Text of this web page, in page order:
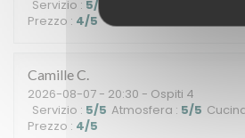
Servizio : 5/5
Prezzo : 4/5
CamilleC
2026-08-07 - 20:30 - Ospiti 4
Servizio : 5/5 Atmosfera : 5/5
Prezzo : 4/5